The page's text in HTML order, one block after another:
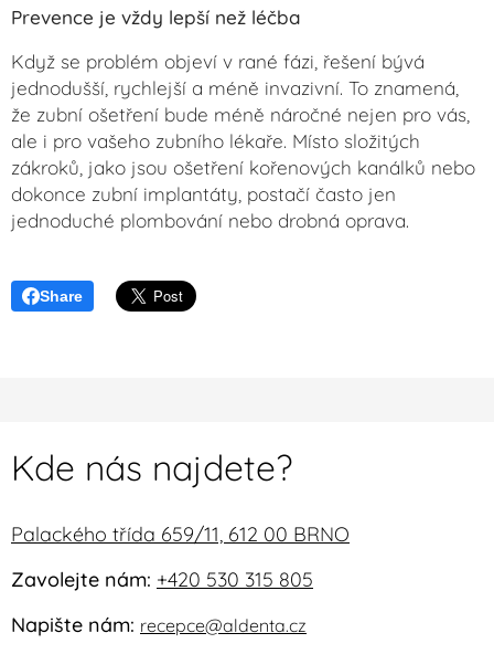
Prevence je vždy lepší než léčba
Když se problém objeví v rané fázi, řešení bývá
jednodušší, rychlejší a méně invazivní. To znamená,
že zubní ošetření bude méně náročné nejen pro vás,
ale i pro vašeho zubního lékaře. Místo složitých
zákroků, jako jsou ošetření kořenových kanálků nebo
dokonce zubní implantáty, postačí často jen
jednoduché plombování nebo drobná oprava.
Share
Kde nás najdete?
Palackého třída 659/11, 612 00 BRNO
Zavolejte nám: +420 530 315 805
Napište nám: recepce@aldenta.cz